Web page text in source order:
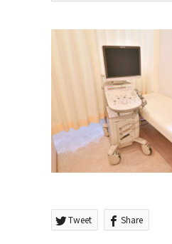
Tweet Share